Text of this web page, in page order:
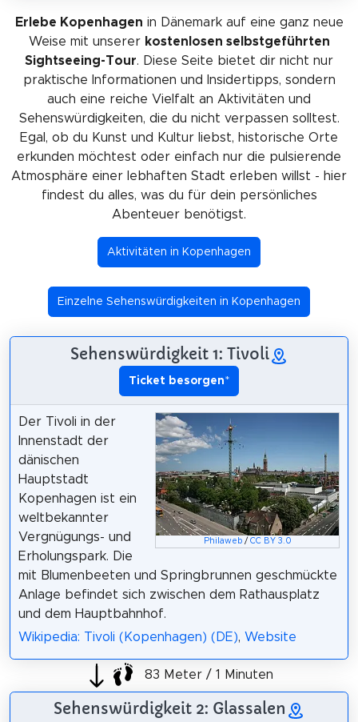
Erlebe Kopenhagen in Dänemark auf eine ganz neue
Weise mit unserer kostenlosen selbstgeführten
Sightseeing-Tour. Diese Seite bietet dir nicht nur
praktische Informationen und Insidertipps, sondern
auch eine reiche Vielfalt an Aktivitäten und
Sehenswürdigkeiten, die du nicht verpassen solltest.
Egal, ob du Kunst und Kultur liebst, historische Orte
erkunden möchtest oder einfach nur die pulsierende
Atmosphäre einer lebhaften Stadt erleben willst - hier
findest du alles, was du für dein persönliches
Abenteuer benötigst.
Aktivitäten in Kopenhagen
Einzelne Sehenswürdigkeiten in Kopenhagen
Sehenswürdigkeit 1: Tivoli
Ticket besorgen*
Philaweb/ CC BY 3.0
Der Tivoli in der
Innenstadt der
dänischen
Hauptstadt
Kopenhagen ist ein
weltbekannter
Vergnügungs- und
Erholungspark. Die
mit Blumenbeeten und Springbrunnen geschmückte
Anlage befindet sich zwischen dem Rathausplatz
und dem Hauptbahnhof.
Wikipedia: Tivoli (Kopenhagen) (DE), Website
83 Meter / 1 Minuten
Sehenswürdigkeit 2: Glassalen